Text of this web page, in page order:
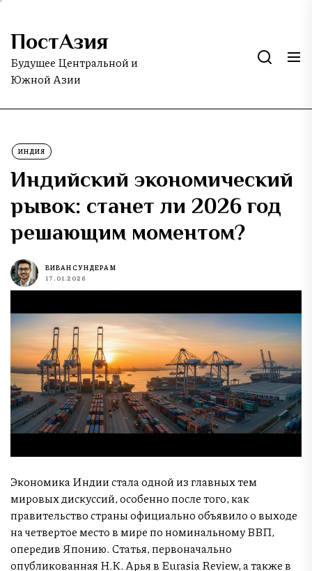
Skip
the
content
ПостАзия
Будущее Центральной и
Южной Азии
ИНДИЯ
Индийский экономический
рывок: станет ли 2026 год
решающим моментом?
ВИВАН СУНДЕРАМ
17.01.2026
Экономика Индии стала одной из главных тем
мировых дискуссий, особенно после того, как
правительство страны официально объявило о выходе
на четвертое место в мире по номинальному ВВП,
опередив Японию. Статья, первоначально
опубликованная Н.К. Арья в Eurasia Review, а также в